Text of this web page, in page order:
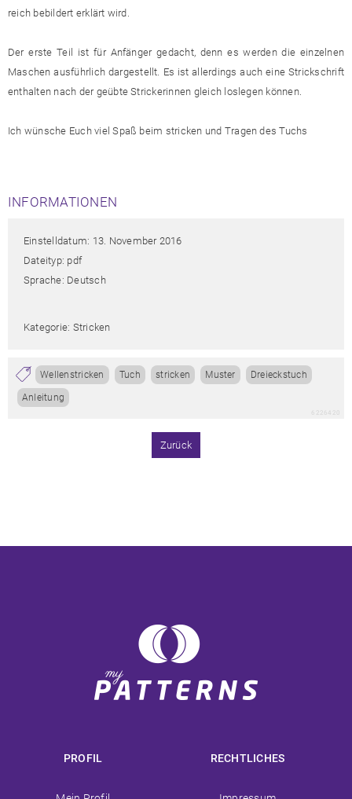
reich bebildert erklärt wird.
Der erste Teil ist für Anfänger gedacht, denn es werden die einzelnen
Maschen ausführlich dargestellt. Es ist allerdings auch eine Strickschrift
enthalten nach der geübte Strickerinnen gleich loslegen können.
Ich wünsche Euch viel Spaß beim stricken und Tragen des Tuchs
INFORMATIONEN
Einstelldatum: 13. November 2016
Dateityp: pdf
Sprache: Deutsch
Kategorie: Stricken
Wellenstricken Tuch stricken Muster Dreieckstuch
Anleitung
Zurück
PROFIL RECHTLICHES